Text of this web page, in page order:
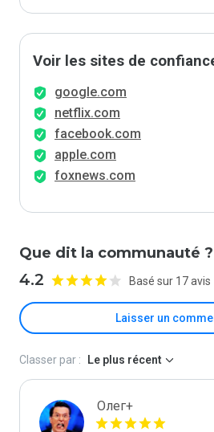
Voir les sites de
google.com
netflix.com
facebook.com
apple.com
foxnews.com
Que dit la communauté ?
4.2 Basé sur 17 avis
Laisser un
Classer par : Le plus récent
Олег+